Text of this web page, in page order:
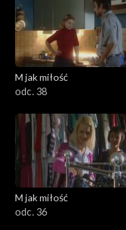
M jak miłość
odc. 38
M jak miłość
odc. 36